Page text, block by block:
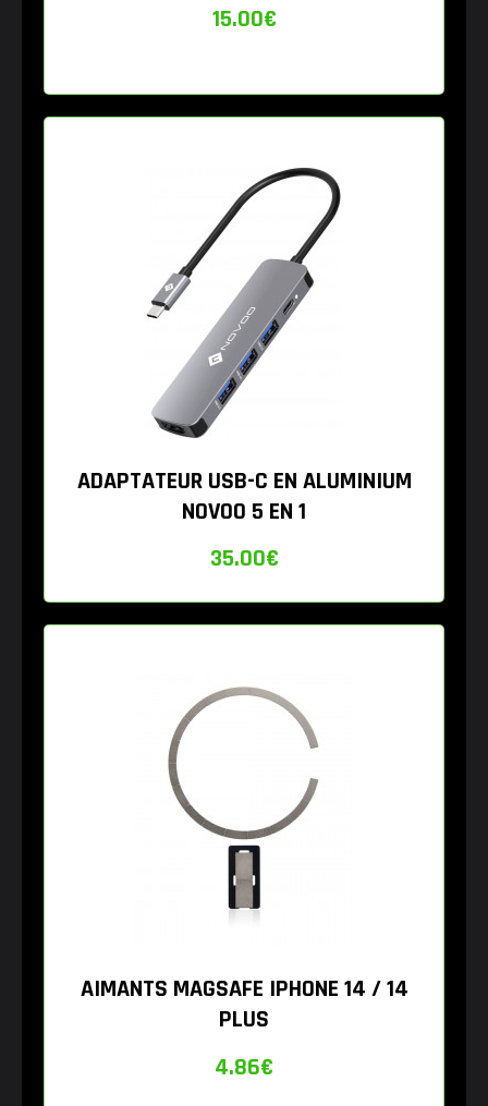
15.00€
ADAPTATEUR USB-C EN ALUMINIUM
NOVOO 5 EN 1
35.00€
AIMANTS MAGSAFE IPHONE 14 / 14
PLUS
4.86€